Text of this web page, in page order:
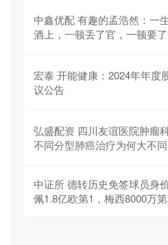
中鑫优配 有趣的孟浩然：一
酒上，一顿丢了官，一顿要
宏泰 开能健康：2024年年度
议公告
弘盛配资 四川友谊医院肿瘤
不同分型肺癌治疗为何大不同
中证所 德转历史免签球员身
佩1.8亿欧第1，梅西8000万